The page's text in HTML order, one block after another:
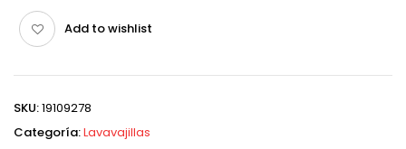
Add to wishlist
SKU:19109278
Categoría:Lavavajillas